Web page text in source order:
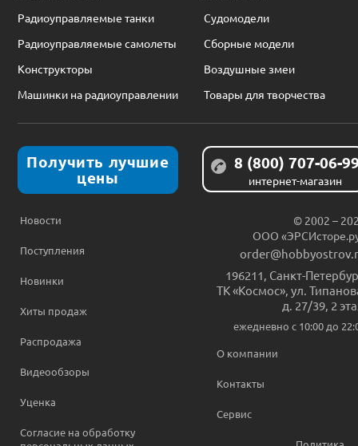
Радиоуправляемые танки
Судомодели
Радиоуправляемые самолеты
Сборные модели
Конструкторы
Воздушные змеи
Машинки на радиоуправлении
Товары для творчества
Получить лучшие
цены
8 (800) 707-06-
интернет-магазин
Новости
Поступления
Новинки
Хиты продаж
Распродажа
Видеообзоры
Уценка
Согласие на обработку
© 2002 –
ООО
196211 Санкт-
ТК «Космос», ул.
д. 27/39, 2
ежедневно c 10:00 до
О компании
Контакты
Сервис